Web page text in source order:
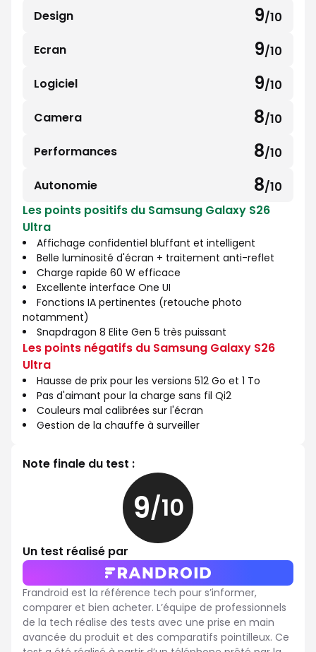
Design
9/10
9
sur
Ecran 9/10
9
sur
Logiciel 9/10
9
sur
Camera 8/10
8
sur
Performances 8/10
8
sur
Autonomie 8/10
8
sur
10
Les points positifs du Samsung Galaxy S26
Ultra
Affichage confidentiel bluffant et intelligent
Belle luminosité d'écran + traitement anti-reflet
Charge rapide 60 W efficace
Excellente interface One UI
Fonctions IA pertinentes (retouche photo
notamment)
Snapdragon 8 Elite Gen 5 très puissant
Les points négatifs du Samsung Galaxy S26
Ultra
Hausse de prix pour les versions 512 Go et 1 To
Pas d'aimant pour la charge sans fil Qi2
Couleurs mal calibrées sur l'écran
Gestion de la chauffe à surveiller
Note finale du test :
9/10
10
Un test réalisé par
Frandroid est la référence tech pour s’informer,
comparer et bien acheter. L’équipe de professionnels
de la tech réalise des tests avec une prise en main
avancée du produit et des comparatifs pointilleux. Ce